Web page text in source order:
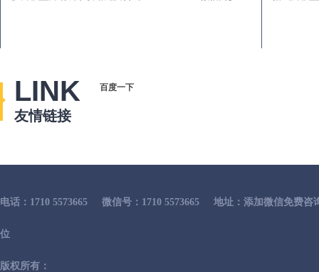
LINK
友情链接
百度一下
电话：1710 5573665 微信号：1710 5573665 地址：添加微信免费咨
位
版权所有：